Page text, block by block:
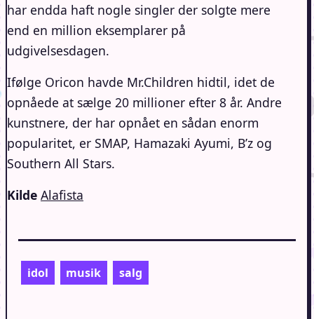
har endda haft nogle singler der solgte mere
end en million eksemplarer på
udgivelsesdagen.
Ifølge Oricon havde Mr.Children hidtil, idet de
opnåede at sælge 20 millioner efter 8 år. Andre
kunstnere, der har opnået en sådan enorm
popularitet, er SMAP, Hamazaki Ayumi, B’z og
Southern All Stars.
Kilde Alafista
idol musik salg